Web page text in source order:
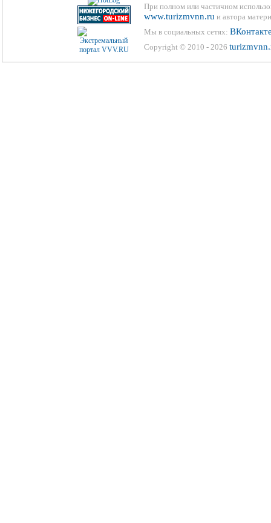
При полном или частичном
www.turizmvnn.ru и автора
Мы в социальных сетях:
Copyright © 2010 - 2026